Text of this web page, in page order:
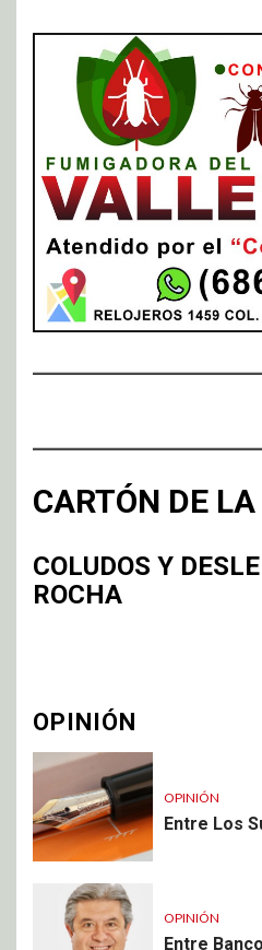
CARTÓN DE
COLUDOS Y
ROCHA
OPINIÓN
OPINIÓN
Entre Los
OPINIÓN
Entre